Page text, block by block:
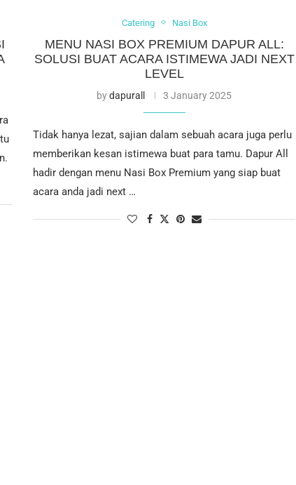
Catering Nasi Box
MENU NASI BOX PREMIUM DAPUR ALL:
SOLUSI BUAT ACARA ISTIMEWA JADI NEXT
LEVEL
bydapurall 3 January 2025
Tidak hanya lezat, sajian dalam sebuah acara juga perlu
memberikan kesan istimewa buat para tamu. Dapur All
hadir dengan menu Nasi Box Premium yang siap buat
acara anda jadi next …